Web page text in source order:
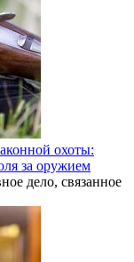
охоты:
за оружием
дело, связанное